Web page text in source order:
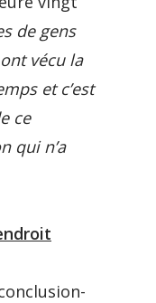
de gens
vécu la
et c’est
ce
qui n’a